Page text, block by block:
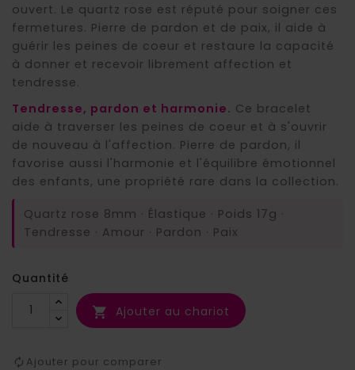
ouvert. Le quartz rose est réputé pour soigner ces
fermetures. Pierre de pardon et de paix, il aide à
guérir les peines de coeur et restaure la capacité
à donner et recevoir librement affection et
tendresse.
Tendresse, pardon et harmonie. Ce bracelet
aide à traverser les peines de coeur et à s'ouvrir
de nouveau à l'affection. Pierre de pardon, il
favorise aussi l'harmonie et l'équilibre émotionnel
des enfants, une propriété rare dans la collection.
Quartz rose 8mm · Élastique · Poids 17g ·
Tendresse · Amour · Pardon · Paix
Quantité
 Ajouter au chariot
Ajouter pour comparer